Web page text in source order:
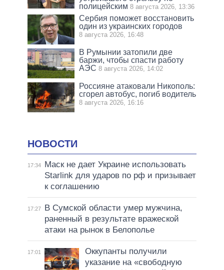
полицейским 8 августа 2026, 13:36
Сербия поможет восстановить
один из украинских городов
8 августа 2026, 16:48
В Румынии затопили две
баржи, чтобы спасти работу
АЭС 8 августа 2026, 14:02
Россияне атаковали Никополь:
сгорел автобус, погиб водитель
8 августа 2026, 16:16
НОВОСТИ
17:34
Маск не дает Украине использовать
Starlink для ударов по рф и призывает
к соглашению
17:27
В Сумской области умер мужчина,
раненный в результате вражеской
атаки на рынок в Белополье
17:01
Оккупанты получили
указание на «свободную